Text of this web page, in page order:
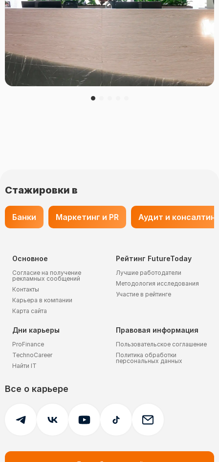
Стажировки в
Банки Маркетинг и PR Аудит и консалтинг
Все о карьере
Основное
Согласие на получение
рекламных сообщений
Контакты
Карьера в компании
Карта сайта
Рейтинг FutureToday
Лучшие работодатели
Методология исследования
Участие в рейтинге
Дни карьеры
ProFinance
TechnoCareer
Найти IT
Правовая информация
Пользовательское соглашение
Политика обработки
персональных данных